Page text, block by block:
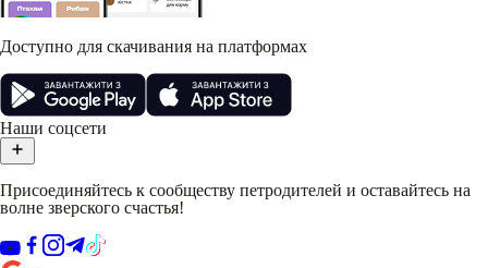
Доступно для скачивания на платформах
Наши соцсети
Присоединяйтесь к сообществу петродителей и оставайтесь на
волне зверского счастья!